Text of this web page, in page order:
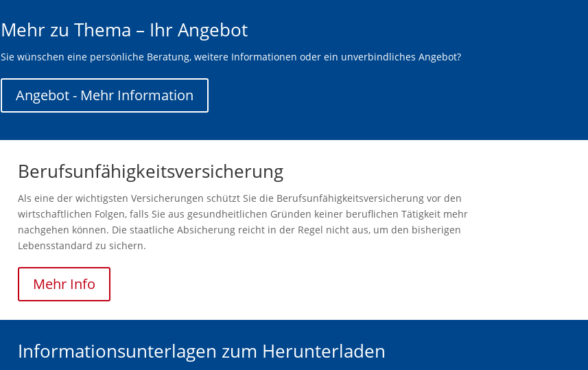
Mehr zu Thema – Ihr Angebot
Sie wünschen eine persönliche Beratung, weitere Informationen oder ein unverbindliches Angebot?
Angebot - Mehr Information
Berufsunfähigkeitsversicherung
Als eine der wichtigsten Versicherungen schützt Sie die Berufsunfähigkeitsversicherung vor den
wirtschaftlichen Folgen, falls Sie aus gesundheitlichen Gründen keiner beruflichen Tätigkeit mehr
nachgehen können. Die staatliche Absicherung reicht in der Regel nicht aus, um den bisherigen
Lebensstandard zu sichern.
Mehr Info
Informationsunterlagen zum Herunterladen